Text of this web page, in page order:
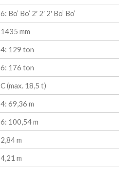
6: Bo’ Bo’ 2′ 2′ 2′ Bo’ Bo’
1435 mm
4: 129 ton
6: 176 ton
C (max. 18,5 t)
4: 69,36 m
6: 100,54 m
2,84 m
4,21 m